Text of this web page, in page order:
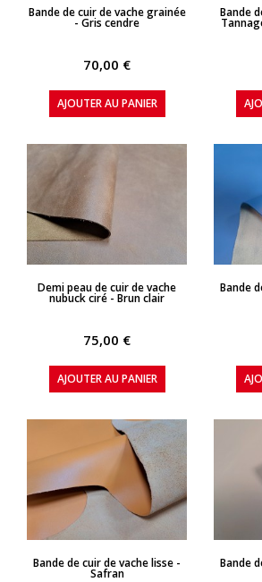
APERÇU RAPIDE
Bande de cuir de vache grainée
- Gris cendre
70,00 €
AJOUTER AU PANIER
Bande
APERÇU RAPIDE
Demi peau de cuir de vache
nubuck ciré - Brun clair
75,00 €
AJOUTER AU PANIER
Bande
APERÇU RAPIDE
Bande de cuir de vache lisse -
Safran
Bande